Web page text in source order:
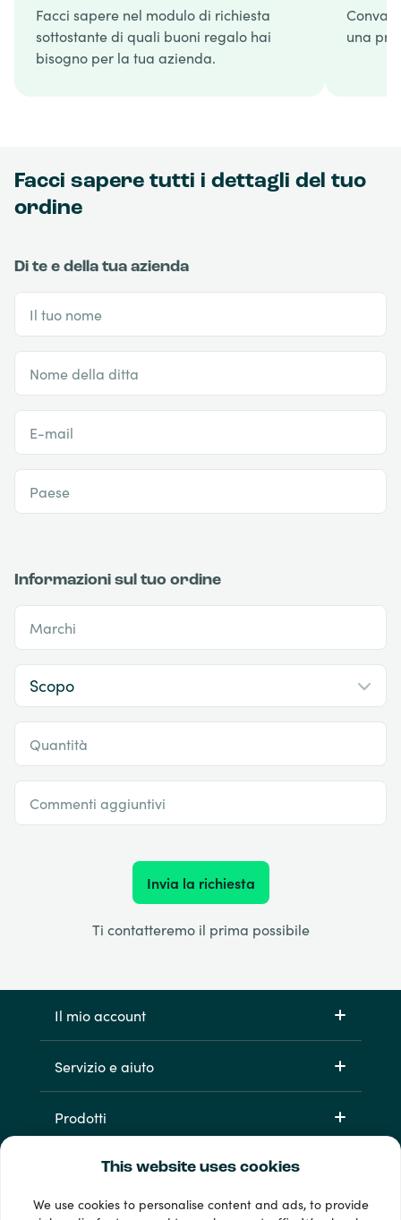
This website uses cookies
We use cookies to personalise content and ads, to provide
Facci sapere nel modulo di richiesta
sottostante di quali buoni regalo hai
bisogno per la tua azienda.
una
Facci sapere tutti i dettagli del tuo
ordine
Di te e della tua azienda
Il tuo nome
Nome della ditta
E-mail
Paese
Informazioni sul tuo ordine
Marchi
Quantità
Commenti aggiuntivi
Invia la richiesta
Ti contatteremo il prima possibile
Il mio account
Servizio e aiuto
Prodotti